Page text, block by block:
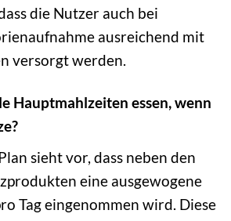
die Nutzer auch bei
ausreichend mit
versorgt werden.
Hauptmahlzeiten essen, wenn
sieht vor, dass neben den
eine ausgewogene
Tag eingenommen wird. Diese